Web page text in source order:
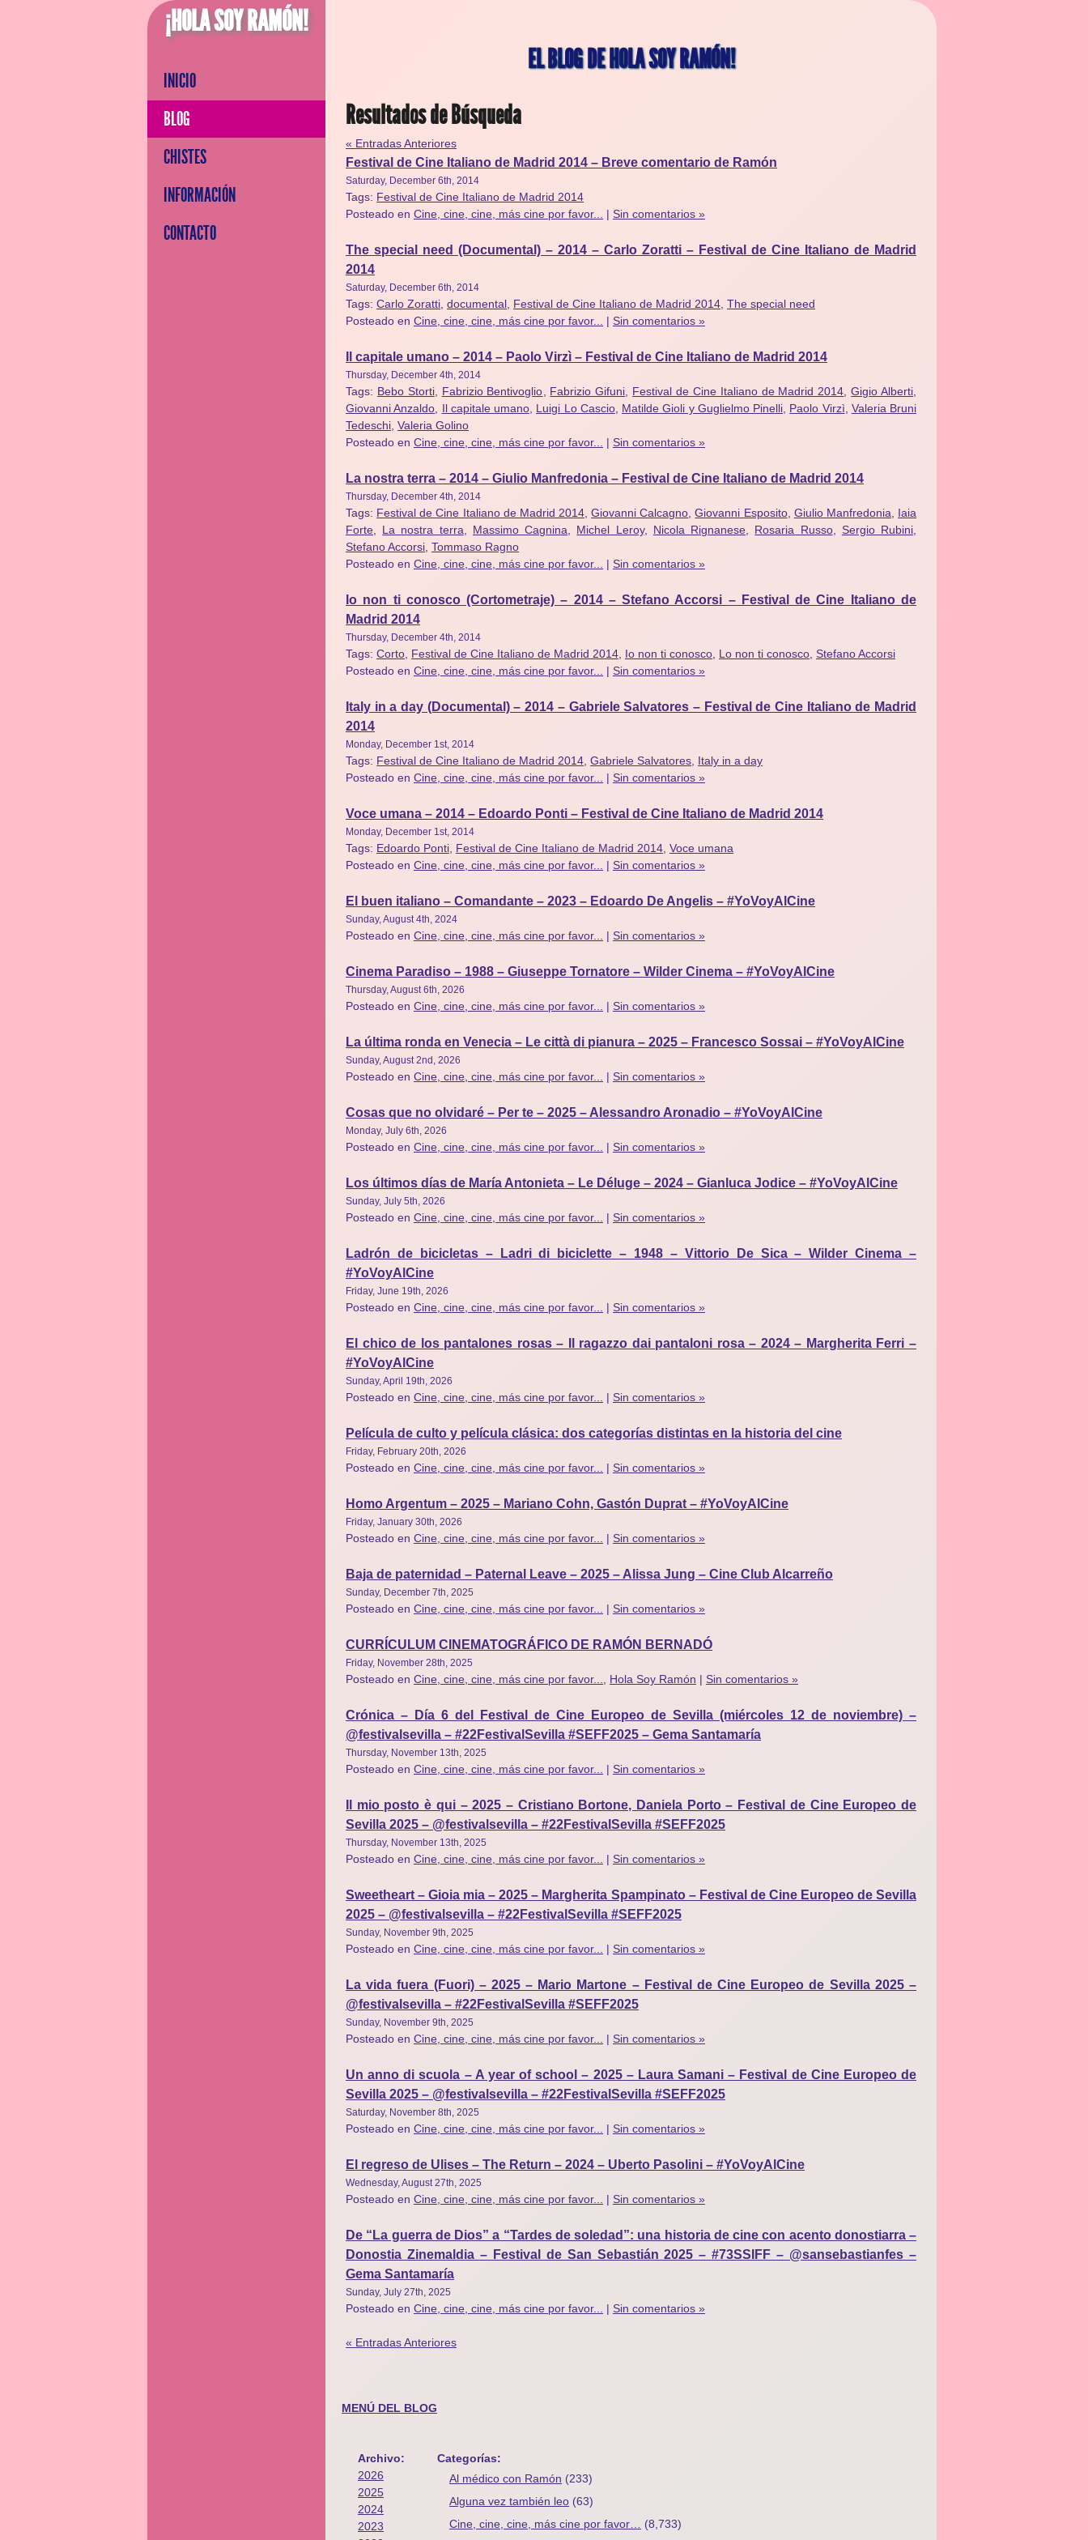
¡HOLA SOY RAMÓN!
INICIO
BLOG
CHISTES
INFORMACIÓN
CONTACTO
EL BLOG DE HOLA SOY RAMÓN!
Resultados de Búsqueda
« Entradas Anteriores
Festival de Cine Italiano de Madrid 2014 – Breve comentario de Ramón
Saturday, December 6th, 2014
Tags: Festival de Cine Italiano de Madrid 2014
Posteado en Cine, cine, cine, más cine por favor... | Sin comentarios »
The special need (Documental) – 2014 – Carlo Zoratti – Festival de Cine Italiano de Madrid
2014
Saturday, December 6th, 2014
Tags: Carlo Zoratti documental Festival de Cine Italiano de Madrid 2014 The special need
Posteado en Cine, cine, cine, más cine por favor... | Sin comentarios »
Il capitale umano – 2014 – Paolo Virzì – Festival de Cine Italiano de Madrid 2014
Thursday, December 4th, 2014
Tags: Bebo Storti, Fabrizio Bentivoglio Fabrizio Gifuni Festival de Cine Italiano de Madrid 2014 ,Gigio Alberti
Giovanni Anzaldo
Il capitale umano Luigi Lo Cascio, Matilde Gioli y Guglielmo Pinelli Paolo Virzì Valeria Bruni
Tedeschi Valeria Golino
Posteado en Cine, cine, cine, más cine por favor... | Sin comentarios »
La nostra terra – 2014 – Giulio Manfredonia – Festival de Cine Italiano de Madrid 2014
Thursday, December 4th, 2014
Tags: Festival de Cine Italiano de Madrid 2014 ,Giovanni Calcagno ,Giovanni Esposito, Giulio Manfredonia
Iaia
Forte
La nostra terra Massimo Cagnina Michel Leroy, Nicola Rignanese Rosaria Russo, Sergio Rubini
Stefano Accorsi Tommaso Ragno
Posteado en Cine, cine, cine, más cine por favor... | Sin comentarios »
Io non ti conosco (Cortometraje) – 2014 – Stefano Accorsi – Festival de Cine Italiano de
Madrid 2014
Thursday, December 4th, 2014
Tags: Corto Festival de Cine Italiano de Madrid 2014 Io non ti conosco Lo non ti conosco Stefano Accorsi
Posteado en Cine, cine, cine, más cine por favor... | Sin comentarios »
Italy in a day (Documental) – 2014 – Gabriele Salvatores – Festival de Cine Italiano de Madrid
2014
Monday, December 1st, 2014
Tags: Festival de Cine Italiano de Madrid 2014 Gabriele Salvatores Italy in a day
Posteado en Cine, cine, cine, más cine por favor... | Sin comentarios »
Voce umana – 2014 – Edoardo Ponti – Festival de Cine Italiano de Madrid 2014
Monday, December 1st, 2014
Tags: Edoardo Ponti Festival de Cine Italiano de Madrid 2014 Voce umana
Posteado en Cine, cine, cine, más cine por favor... | Sin comentarios »
El buen italiano – Comandante – 2023 – Edoardo De Angelis – #YoVoyAlCine
Sunday, August 4th, 2024
Posteado en Cine, cine, cine, más cine por favor... | Sin comentarios »
Cinema Paradiso – 1988 – Giuseppe Tornatore – Wilder Cinema – #YoVoyAlCine
Thursday, August 6th, 2026
Posteado en Cine, cine, cine, más cine por favor... | Sin comentarios »
La última ronda en Venecia – Le città di pianura – 2025 – Francesco Sossai – #YoVoyAlCine
Sunday, August 2nd, 2026
Posteado en Cine, cine, cine, más cine por favor... | Sin comentarios »
Cosas que no olvidaré – Per te – 2025 – Alessandro Aronadio – #YoVoyAlCine
Monday, July 6th, 2026
Posteado en Cine, cine, cine, más cine por favor... | Sin comentarios »
Los últimos días de María Antonieta – Le Déluge – 2024 – Gianluca Jodice – #YoVoyAlCine
Sunday, July 5th, 2026
Posteado en Cine, cine, cine, más cine por favor... | Sin comentarios »
Ladrón de bicicletas – Ladri di biciclette – 1948 – Vittorio De Sica – Wilder Cinema –
#YoVoyAlCine
Friday, June 19th, 2026
Posteado en Cine, cine, cine, más cine por favor... | Sin comentarios »
El chico de los pantalones rosas – Il ragazzo dai pantaloni rosa – 2024 – Margherita Ferri –
#YoVoyAlCine
Sunday, April 19th, 2026
Posteado en Cine, cine, cine, más cine por favor... | Sin comentarios »
Película de culto y película clásica: dos categorías distintas en la historia del cine
Friday, February 20th, 2026
Posteado en Cine, cine, cine, más cine por favor... | Sin comentarios »
Homo Argentum – 2025 – Mariano Cohn, Gastón Duprat – #YoVoyAlCine
Friday, January 30th, 2026
Posteado en Cine, cine, cine, más cine por favor... | Sin comentarios »
Baja de paternidad – Paternal Leave – 2025 – Alissa Jung – Cine Club Alcarreño
Sunday, December 7th, 2025
Posteado en Cine, cine, cine, más cine por favor... | Sin comentarios »
CURRÍCULUM CINEMATOGRÁFICO DE RAMÓN BERNADÓ
Friday, November 28th, 2025
Posteado en Cine, cine, cine, más cine por favor... Hola Soy Ramón | Sin comentarios »
Crónica – Día 6 del Festival de Cine Europeo de Sevilla (miércoles 12 de noviembre) –
@festivalsevilla – #22FestivalSevilla #SEFF2025 – Gema Santamaría
Thursday, November 13th, 2025
Posteado en Cine, cine, cine, más cine por favor... | Sin comentarios »
Il mio posto è qui – 2025 – Cristiano Bortone, Daniela Porto – Festival de Cine Europeo de
Sevilla 2025 – @festivalsevilla – #22FestivalSevilla #SEFF2025
Thursday, November 13th, 2025
Posteado en Cine, cine, cine, más cine por favor... | Sin comentarios »
Sweetheart – Gioia mia – 2025 – Margherita Spampinato – Festival de Cine Europeo de Sevilla
2025 – @festivalsevilla – #22FestivalSevilla #SEFF2025
Sunday, November 9th, 2025
Posteado en Cine, cine, cine, más cine por favor... | Sin comentarios »
La vida fuera (Fuori) – 2025 – Mario Martone – Festival de Cine Europeo de Sevilla 2025 –
@festivalsevilla – #22FestivalSevilla #SEFF2025
Sunday, November 9th, 2025
Posteado en Cine, cine, cine, más cine por favor... | Sin comentarios »
Un anno di scuola – A year of school – 2025 – Laura Samani – Festival de Cine Europeo de
Sevilla 2025 – @festivalsevilla – #22FestivalSevilla #SEFF2025
Saturday, November 8th, 2025
Posteado en Cine, cine, cine, más cine por favor... | Sin comentarios »
El regreso de Ulises – The Return – 2024 – Uberto Pasolini – #YoVoyAlCine
Wednesday, August 27th, 2025
Posteado en Cine, cine, cine, más cine por favor... | Sin comentarios »
De “La guerra de Dios” a “Tardes de soledad”: una historia de cine con acento donostiarra –
Donostia Zinemaldia – Festival de San Sebastián 2025 – #73SSIFF – @sansebastianfes –
Gema Santamaría
Sunday, July 27th, 2025
Posteado en Cine, cine, cine, más cine por favor... | Sin comentarios »
« Entradas Anteriores
MENÚ DEL BLOG
Archivo:
2026
2025
2024
2023
Categorías:
Al médico con Ramón (233)
Alguna vez también leo (63)
Cine, cine, cine, más cine por favor…
(8,733)